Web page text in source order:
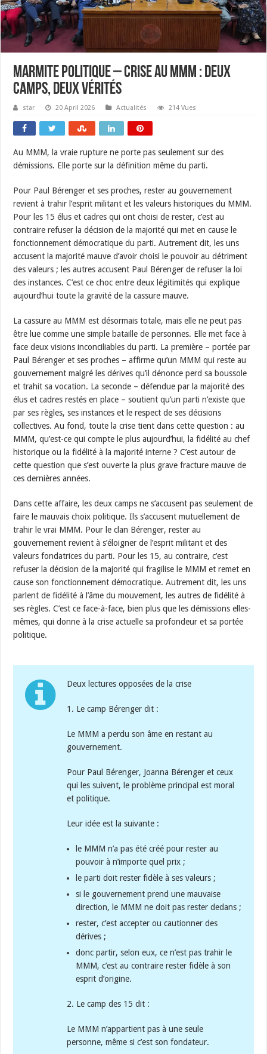
Marmite politique – Crise au MMM : deux
camps, deux vérités
star 20 April 2026 Actualités 214 Vues
Au MMM, la vraie rupture ne porte pas seulement sur des
démissions. Elle porte sur la définition même du parti.
Pour Paul Bérenger et ses proches, rester au gouvernement
revient à trahir l’esprit militant et les valeurs historiques du MMM.
Pour les 15 élus et cadres qui ont choisi de rester, c’est au
contraire refuser la décision de la majorité qui met en cause le
fonctionnement démocratique du parti. Autrement dit, les uns
accusent la majorité mauve d’avoir choisi le pouvoir au détriment
des valeurs ; les autres accusent Paul Bérenger de refuser la loi
des instances. C’est ce choc entre deux légitimités qui explique
aujourd’hui toute la gravité de la cassure mauve.
La cassure au MMM est désormais totale, mais elle ne peut pas
être lue comme une simple bataille de personnes. Elle met face à
face deux visions inconciliables du parti. La première – portée par
Paul Bérenger et ses proches – affirme qu’un MMM qui reste au
gouvernement malgré les dérives qu’il dénonce perd sa boussole
et trahit sa vocation. La seconde – défendue par la majorité des
élus et cadres restés en place – soutient qu’un parti n’existe que
par ses règles, ses instances et le respect de ses décisions
collectives. Au fond, toute la crise tient dans cette question : au
MMM, qu’est-ce qui compte le plus aujourd’hui, la fidélité au chef
historique ou la fidélité à la majorité interne ? C’est autour de
cette question que s’est ouverte la plus grave fracture mauve de
ces dernières années.
Dans cette affaire, les deux camps ne s’accusent pas seulement de
faire le mauvais choix politique. Ils s’accusent mutuellement de
trahir le vrai MMM. Pour le clan Bérenger, rester au
gouvernement revient à s’éloigner de l’esprit militant et des
valeurs fondatrices du parti. Pour les 15, au contraire, c’est
refuser la décision de la majorité qui fragilise le MMM et remet en
cause son fonctionnement démocratique. Autrement dit, les uns
parlent de fidélité à l’âme du mouvement, les autres de fidélité à
ses règles. C’est ce face-à-face, bien plus que les démissions elles-
mêmes, qui donne à la crise actuelle sa profondeur et sa portée
politique.
Deux lectures opposées de la crise
1. Le camp Bérenger dit :
Le MMM a perdu son âme en restant au
gouvernement.
Pour Paul Bérenger, Joanna Bérenger et ceux
qui les suivent, le problème principal est moral
et politique.
Leur idée est la suivante :
le MMM n’a pas été créé pour rester au
pouvoir à n’importe quel prix ;
le parti doit rester fidèle à ses valeurs ;
si le gouvernement prend une mauvaise
direction, le MMM ne doit pas rester dedans ;
rester, c’est accepter ou cautionner des
dérives ;
donc partir, selon eux, ce n’est pas trahir le
MMM, c’est au contraire rester fidèle à son
esprit d’origine.
2. Le camp des 15 dit :
Le MMM n’appartient pas à une seule
personne, même si c’est son fondateur.